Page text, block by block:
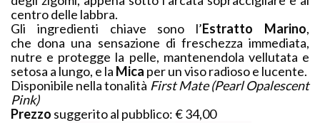
centro delle labbra.
Gli ingredienti chiave sono l’Estratto Marino,
che dona una sensazione di freschezza immediata,
nutre e protegge la pelle, mantenendola vellutata e
setosa a lungo, e la Mica per un viso radioso e lucente.
Disponibile nella tonalità First Mate (Pearl Opalescent
Pink)
Prezzo suggerito al pubblico: € 34,00